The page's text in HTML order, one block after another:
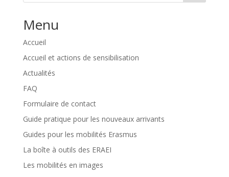
Menu
Accueil
Accueil et actions de sensibilisation
Actualités
FAQ
Formulaire de contact
Guide pratique pour les nouveaux arrivants
Guides pour les mobilités Erasmus
La boîte à outils des ERAEI
Les mobilités en images